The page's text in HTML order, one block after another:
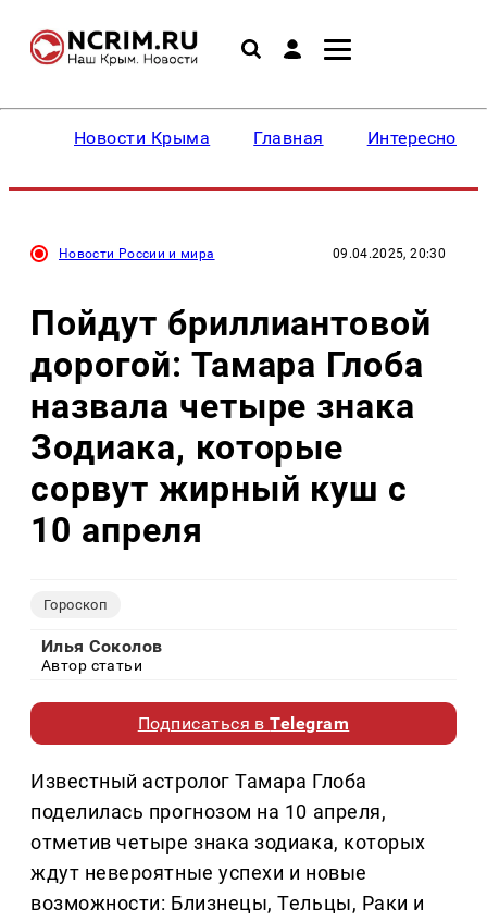
Новости Крыма Главная Интересное
Новости России и мира 09.04.2025, 20:30
Пойдут бриллиантовой
дорогой: Тамара Глоба
назвала четыре знака
Зодиака, которые
сорвут жирный куш с
10 апреля
Гороскоп
Илья Соколов
Автор статьи
Подписаться вTelegram
Известный астролог Тамара Глоба
поделилась прогнозом на 10 апреля,
отметив четыре знака зодиака, которых
ждут невероятные успехи и новые
возможности: Близнецы, Тельцы, Раки и